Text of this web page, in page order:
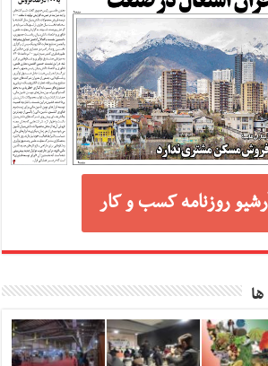
روزنامه کسب و کار